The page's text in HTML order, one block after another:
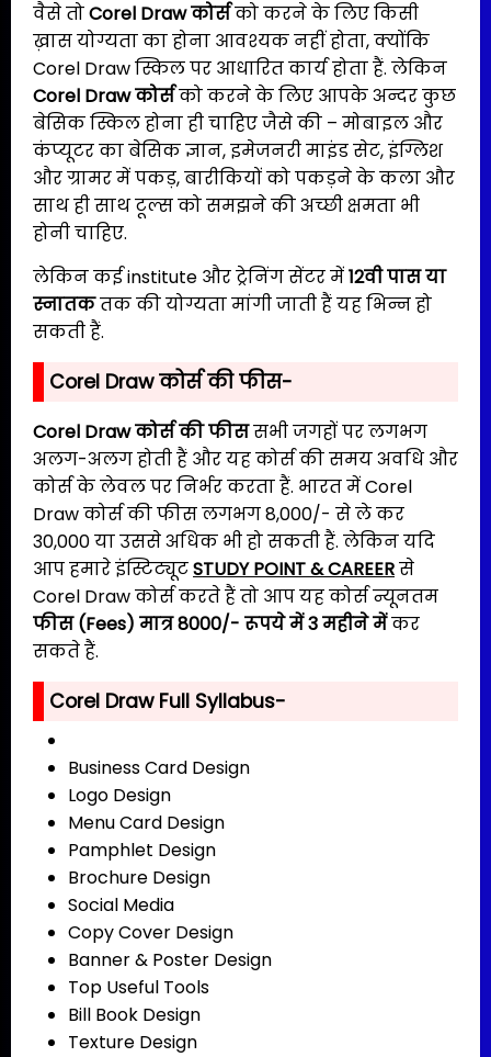
वैसे तोCorel Draw कोर्सको करने के लिए किसी
ख़ास योग्यता का होना आवश्यक नहीं होता, क्योंकि
Corel Draw स्किल पर आधारित कार्य होता हैं. लेकिन
Corel Draw कोर्सको करने के लिए आपके अन्दर कुछ
बेसिक स्किल होना ही चाहिए जैसे की – मोबाइल और
कंप्यूटर का बेसिक ज्ञान, इमेजनरी माइंड सेट, इंग्लिश
और ग्रामर में पकड़, बारीकियों को पकड़ने के कला और
साथ ही साथ टूल्स को समझने की अच्छी क्षमता भी
होनी चाहिए.
लेकिन कई institute और ट्रेनिंग सेंटर में12वी पास या
स्नातकतक की योग्यता मांगी जाती हैं यह भिन्न हो
सकती हैं.
Corel Draw कोर्स की फीस-
Corel Draw कोर्स की फीससभी जगहों पर लगभग
अलग-अलग होती हैं और यह कोर्स की समय अवधि और
कोर्स के लेवल पर निर्भर करता हैं. भारत में Corel
Draw कोर्स की फीस लगभग 8,000/- से ले कर
30,000 या उससे अधिक भी हो सकती हैं. लेकिन यदि
आप हमारे इंस्टिट्यूटSTUDY POINT & CAREERसे
Corel Draw कोर्स करते हैं तो आप यह कोर्स न्यूनतम
फीस (Fees) मात्र 8000/- रूपये में 3 महीने मेंकर
सकते हैं.
Corel Draw Full Syllabus-
Business Card Design
Logo Design
Menu Card Design
Pamphlet Design
Brochure Design
Social Media
Copy Cover Design
Banner & Poster Design
Top Useful Tools
Bill Book Design
Texture Design